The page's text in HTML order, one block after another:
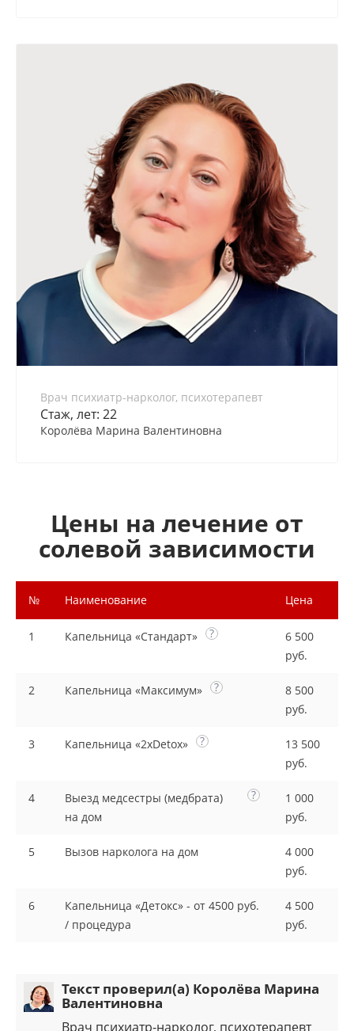
Врач психиатр-нарколог, психотерапевт
Стаж, лет: 22
Королёва Марина Валентиновна
Цены на лечение от
солевой зависимости
№ Наименование Цена
1 Капельница «Стандарт» ?
6 500
руб.
2 Капельница «Максимум» ?
8 500
руб.
3 Капельница «2xDetox» ?
13 500
руб.
4
Выезд медсестры (медбрата)
на дом
?
1 000
руб.
5 Вызов нарколога на дом
4 000
руб.
6
Капельница «Детокс» - от 4500 руб.
/ процедура
4 500
руб.
Текст проверил(а) Королёва Марина
Валентиновна
Врач психиатр-нарколог, психотерапевт